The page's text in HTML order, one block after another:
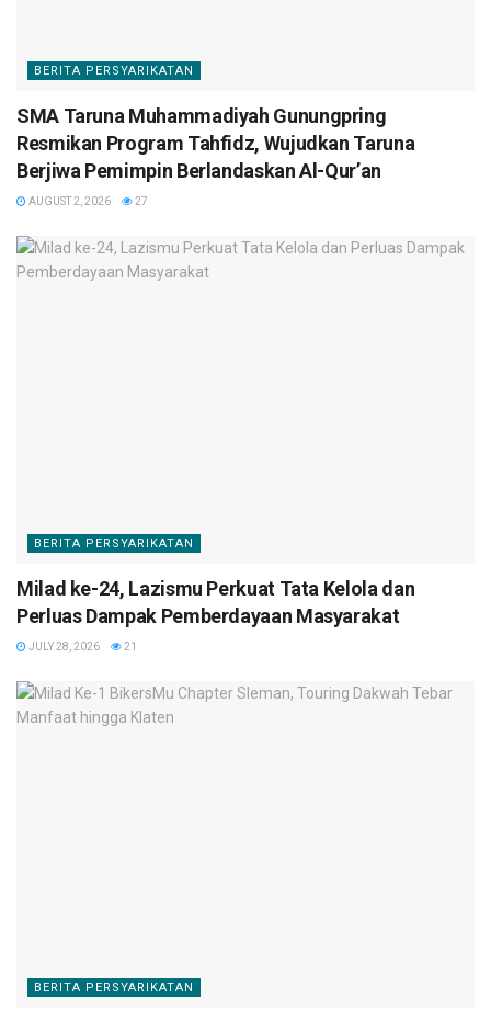
BERITA PERSYARIKATAN
SMA Taruna Muhammadiyah Gunungpring
Resmikan Program Tahfidz, Wujudkan Taruna
Berjiwa Pemimpin Berlandaskan Al-Qur’an
AUGUST 2, 2026 27
BERITA PERSYARIKATAN
Milad ke-24, Lazismu Perkuat Tata Kelola dan
Perluas Dampak Pemberdayaan Masyarakat
JULY 28, 2026 21
BERITA PERSYARIKATAN